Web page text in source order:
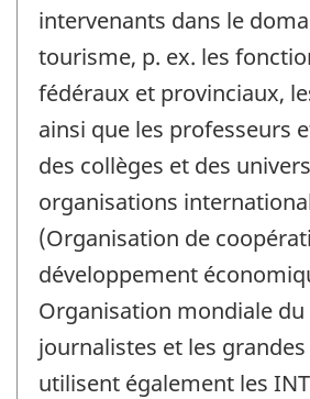
intervenants dans le
tourisme, p. ex. les
fédéraux et provinciaux,
ainsi que les professeurs
des collèges et des
organisations
(Organisation de
développement
Organisation mondiale
journalistes et les
utilisent également les